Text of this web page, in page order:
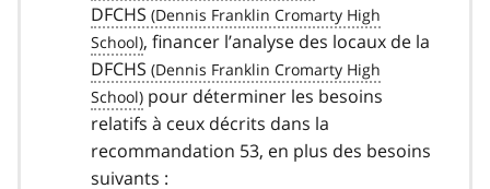
DFCHS
, financer l’analyse des locaux de la
DFCHS
pour déterminer les besoins
relatifs à ceux décrits dans la
recommandation 53, en plus des besoins
suivants :